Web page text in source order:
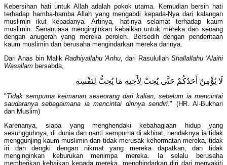
Kebersihan hati untuk Allah adalah pokok utama. Kemudian bersih hati
terhadap hamba-hamba Allah yang mengabdi kepada-Nya dari kalangan
muslimin ikut kepadanya. Artinya, hatinya selamat terhadap kaum
muslimin. Senantiasa menginginkan kebaikan untuk mereka dan senang
dengan anugerah yang mereka peroleh. Bersedih dengan penderitaan
kaum muslimin dan berusaha mengindarkan mereka darinya.
Dari Anas bin Malik Radhiyallahu 'Anhu, dari RasulullahShallallahu 'Alaihi
Wasallam bersabda,
لَا يُؤْمِنُ أَحَدُكُمْ حَتَّى يُحِبَّ لِأَخِيهِ مَا يُحِبُّ لِنَفْسِهِ
"Tidak sempurna keimanan seseorang dari kalian, sebelum ia mencintai
saudaranya sebagaimana ia mencintai dirinya sendiri." (HR. Al-Bukhari
dan Muslim)
Karenanya, siapa yang menghendaki kebahagiaan hidup yang
sesungguhnya, di dunia dan nanti sempurna di akhirat, hendaknya ia tidak
menggunjing kaum muslimin dan tidak merusak kehormatan mereka, tidak
iri dan dengki dengan nikmat yang mereka dapatkan, dan tidak
menginginkan keburukan menimpa mereka. Ia selalu berusaha
memberikan kebaikan kepada mereka, menghindarkan diri dari menyakiti